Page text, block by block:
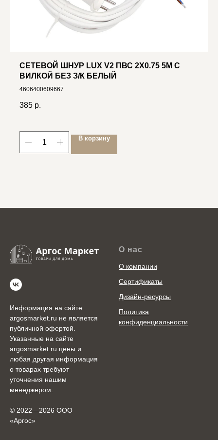
СЕТЕВОЙ ШНУР LUX V2 ПВС 2X0.75 5М С
ВИЛКОЙ БЕЗ З/К БЕЛЫЙ
4606400609667
385 р.
В корзину
Информация на сайте
argosmarket.ru не является
публичной офертой.
Указанные на сайте
argosmarket.ru цены и
любая другая информация
о товарах требуют
уточнения нашим
менеджером.
© 2022—2026 ООО
«Аргоc»
О нас
О компании
Сертификаты
Дизайн-ресурсы
Политика
конфиденциальности